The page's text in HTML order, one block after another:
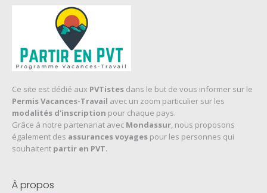
Ce site est dédié aux PVTistes dans le but de vous informer sur le
Permis Vacances-Travail avec un zoom particulier sur les
modalités d'inscription pour chaque pays.
Grâce à notre partenariat avec Mondassur, nous proposons
également des assurances voyages pour les personnes qui
souhaitent partir en PVT.
À propos